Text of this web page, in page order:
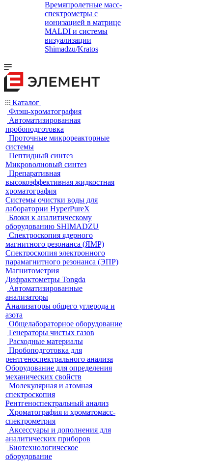
Времяпролетные масс-
спектрометры с
ионизацией в матрице
MALDI и системы
визуализации
Shimadzu/Kratos
Каталог
Флэш-хроматография
Автоматизированная
пробоподготовка
Проточные микрореакторные
системы
Пептидный синтез
Микроволновый синтез
Препаративная
высокоэффективная жидкостная
хроматография
Системы очистки воды для
лаборатории HyperPureX
Блоки к аналитическому
оборудованию SHIMADZU
Спектроскопия ядерного
магнитного резонанса (ЯМР)
Спектроскопия электронного
парамагнитного резонанса (ЭПР)
Магнитометрия
Дифрактометры Tongda
Автоматизированные
анализаторы
Анализаторы общего углерода и
азота
Общелабораторное оборудование
Генераторы чистых газов
Расходные материалы
Пробоподготовка для
рентгеноспектрального анализа
Оборудование для определения
механических свойств
Молекулярная и атомная
спектроскопия
Рентгеноспектральный анализ
Хроматография и хроматомасс-
спектрометрия
Аксессуары и дополнения для
аналитических приборов
Биотехнологическое
оборудование